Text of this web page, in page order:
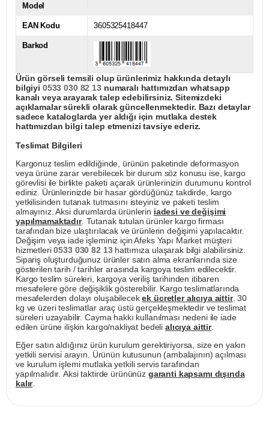
Model
EAN Kodu 3605325418447
Barkod
Ürün görseli temsili olup ürünlerimiz hakkında detaylı
bilgiyi 0533 030 82 13numaralı hattımızdan whatsapp
kanalı veya arayarak talep edebilirsiniz. Sitemizdeki
açıklamalar sürekli olarak güncellenmektedir. Bazı detaylar
sadece kataloglarda yer aldığı için mutlaka destek
hattımızdan bilgi talep etmenizi tavsiye ederiz.
Teslimat Bilgileri
Kargonuz teslim edildiğinde, ürünün paketinde deformasyon
veya ürüne zarar verebilecek bir durum söz konusu ise, kargo
görevlisi ile birlikte paketi açarak ürünlerinizin durumunu kontrol
ediniz. Ürünlerinizde bir hasar gördüğünüz takdirde, kargo
yetkilisinden tutanak tutmasını isteyiniz ve paketi teslim
almayınız. Aksi durumlarda ürünlerin iadesi ve değişimi
yapılmamaktadır. Tutanak tutulan ürünler kargo firması
tarafından bize ulaştırılacak ve ürünlerin değişimi yapılacaktır.
Değişim veya iade işleminiz için Afeks Yapı Market müşteri
hizmetleri0533 030 82 13hattımıza ulaşarak bilgi alabilirsiniz.
Sipariş oluşturduğunuz ürünler satın alma ekranlarında size
gösterilen tarih / tarihler arasında kargoya teslim edilecektir.
Kargo teslim süreleri, kargoya veriliş tarihinden itibaren
mesafelere göre değişiklik gösterebilir. Kargo teslimatlarında
mesafelerden dolayı oluşabilecekek ücretler alıcıya aittir. 30
kg ve üzeri teslimatlar araç üstü gerçekleşmektedir ve teslimat
süreleri uzayabilir. Cayma hakkı kullanılması nedeni ile iade
edilen ürüne ilişkin kargo/nakliyat bedeli alıcıya aittir.
Eğer satın aldığınız ürün kurulum gerektiriyorsa, size en yakın
yetkili servisi arayın. Ürünün kutusunun (ambalajının) açılması
ve kurulum işlemi mutlaka yetkili servis tarafından
yapılmalıdır. Aksi taktirde ürününüz garanti kapsamı dışında
kalır.